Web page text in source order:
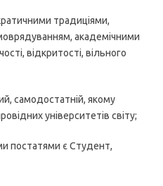
традиціями,
академічними
відкритості, вільного
самодостатній, якому
університетів світу;
постатями є Студент,